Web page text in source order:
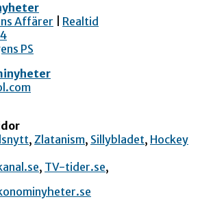
Affärer
Realtid
PS
, Zlatanism, Sillybladet, Hockey
, TV-tider.se,